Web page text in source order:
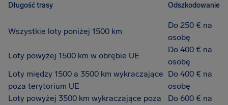
Długość trasy Odszkodowanie
Wszystkie loty poniżej 1500 km
Do 250 € na
osobę
Loty powyżej 1500 km w obrębie UE
Do 400 € na
osobę
Loty między 1500 a 3500 km wykraczające
poza terytorium UE
Do 400 € na
osobę
Loty powyżej 3500 km wykraczające poza
Do 600 € na